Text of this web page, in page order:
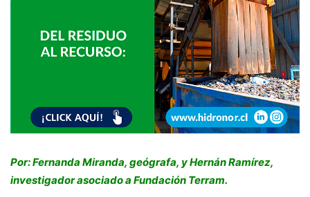
Por: Fernanda Miranda, geógrafa, y Hernán Ramírez,
investigador asociado a Fundación Terram.